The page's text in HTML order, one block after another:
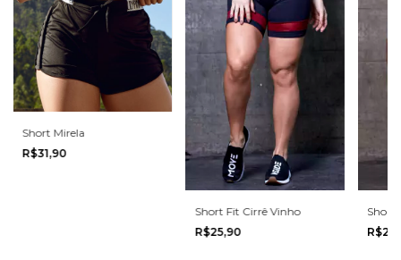
Short Mirela
R$31,90
Short Fit Cirrê Vinho
R$25,90
Short